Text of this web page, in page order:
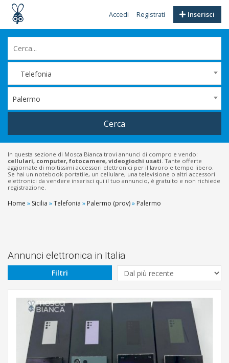
Inserisci
Accedi Registrati
Telefonia
Palermo
Cerca
In questa sezione di Mosca Bianca trovi annunci di compro e vendo:
cellulari, computer, fotocamere, videogiochi usati. Tante offerte
aggiornate di moltissimi accessori elettronici per il lavoro e tempo libero.
Se hai un notebook portatile, un cellulare, una televisione o altri accessori
elettronici da vendere inserisci qui il tuo annuncio, è gratuito e non richiede
registrazione.
€
A
Tipologia
Home » Sicilia »Telefonia » Palermo (prov)» Palermo
Annunci elettronica in Italia
Filtri